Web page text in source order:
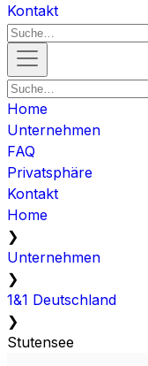
Kontakt
Home
Unternehmen
FAQ
Privatsphäre
Kontakt
Home
❯
Unternehmen
❯
1&1 Deutschland
❯
Stutensee